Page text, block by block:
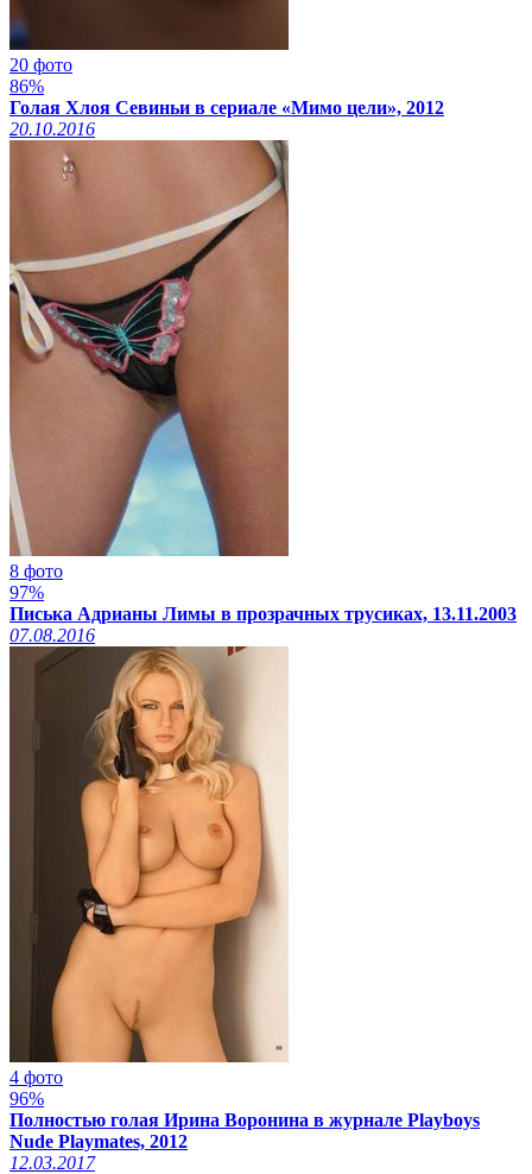
20 фото
86%
Голая Хлоя Севиньи в сериале «Мимо цели», 2012
20.10.2016
8 фото
97%
Писька Адрианы Лимы в прозрачных трусиках, 13.11.2003
07.08.2016
4 фото
96%
Полностью голая Ирина Воронина в журнале Playboys
Nude Playmates, 2012
12.03.2017